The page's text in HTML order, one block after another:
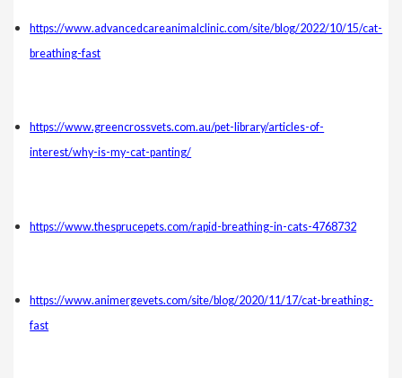
https://www.advancedcareanimalclinic.com/site/blog/2022/10/15/cat-
breathing-fast
https://www.greencrossvets.com.au/pet-library/articles-of-
interest/why-is-my-cat-panting/
https://www.thesprucepets.com/rapid-breathing-in-cats-4768732
https://www.animergevets.com/site/blog/2020/11/17/cat-breathing-
fast